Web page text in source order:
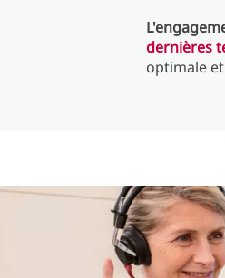
dernières
optimale